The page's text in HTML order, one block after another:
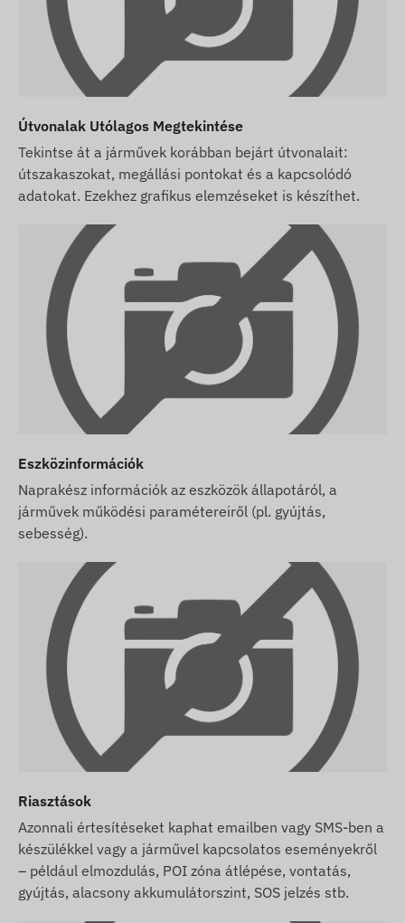
Útvonalak Utólagos Megtekintése
Tekintse át a járművek korábban bejárt útvonalait:
útszakaszokat, megállási pontokat és a kapcsolódó
adatokat. Ezekhez grafikus elemzéseket is készíthet.
Eszközinformációk
Naprakész információk az eszközök állapotáról, a
járművek működési paramétereiről (pl. gyújtás,
sebesség).
Riasztások
Azonnali értesítéseket kaphat emailben vagy SMS-ben a
készülékkel vagy a járművel kapcsolatos eseményekről
– például elmozdulás, POI zóna átlépése, vontatás,
gyújtás, alacsony akkumulátorszint, SOS jelzés stb.